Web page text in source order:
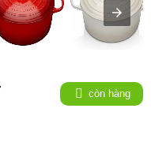
còn hàng